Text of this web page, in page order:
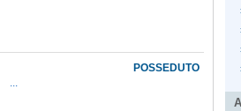
POSSEDUTO
...